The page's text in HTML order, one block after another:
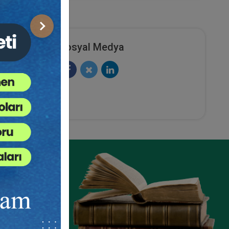
Sonraki
Hukuk
Ekle
Taşınmaz Hukuku - IV. Medeni
Hukuk Kongresi - VII. Oturum
360
Tüketici Hukuku Enstitüsü
Sosyal Medya